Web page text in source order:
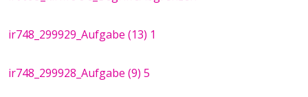
ir748_299929_Aufgabe (13) 1
ir748_299928_Aufgabe (9) 5